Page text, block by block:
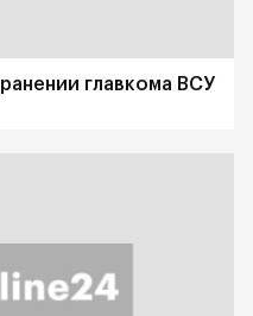
главкома ВСУ